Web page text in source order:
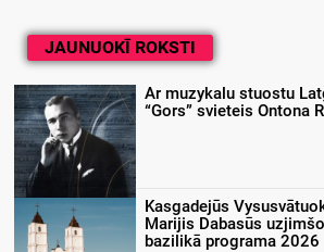
JAUNUOKĪ ROKSTI
Ar muzykalu stuostu
“Gors” svieteis Ontona
Kasgadejūs
Marijis Dabasūs
bazilikā programa 2026